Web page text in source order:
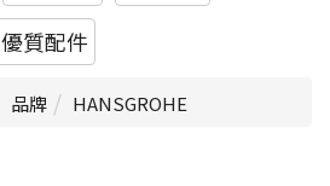
優質配件
品牌 HANSGROHE